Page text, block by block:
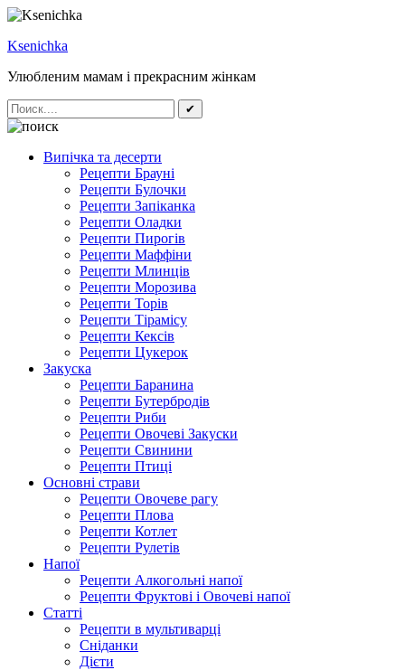
Ksenichka
Улюбленим мамам і прекрасним жінкам
✔
Випічка та десерти
Рецепти Брауні
Рецепти Булочки
Рецепти Запіканка
Рецепти Оладки
Рецепти Пирогів
Рецепти Маффіни
Рецепти Млинців
Рецепти Морозива
Рецепти Торів
Рецепти Тірамісу
Рецепти Кексів
Рецепти Цукерок
Закуска
Рецепти Баранина
Рецепти Бутербродів
Рецепти Риби
Рецепти Овочеві Закуски
Рецепти Свинини
Рецепти Птиці
Основні страви
Рецепти Овочеве рагу
Рецепти Плова
Рецепти Котлет
Рецепти Рулетів
Напої
Рецепти Алкогольні напої
Рецепти Фруктові і Овочеві напої
Статті
Рецепти в мультиварці
Сніданки
Дієти